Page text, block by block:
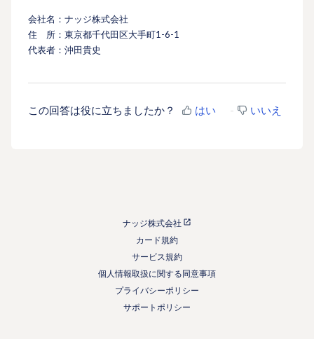
会社名：ナッジ株式会社
住 所：東京都千代田区大手町1-6-1
代表者：沖田貴史
この回答は役に立ちましたか？ はい いいえ
ナッジ株式会社
カード規約
サービス規約
個人情報取扱に関する同意事項
プライバシーポリシー
サポートポリシー